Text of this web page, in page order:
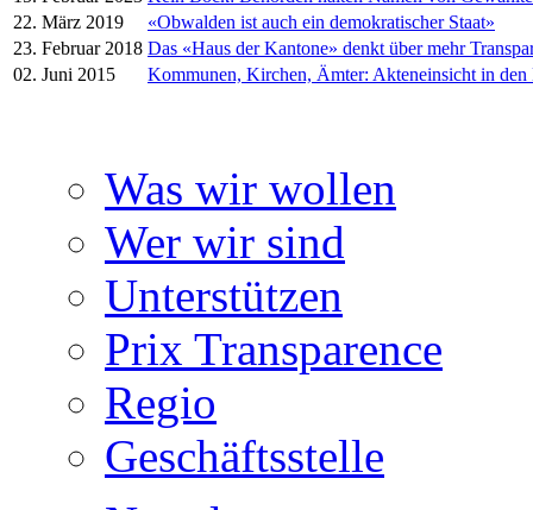
22. März 2019
«Obwalden ist auch ein demokratischer Staat»
23. Februar 2018 Das «Haus der Kantone» denkt über mehr
02. Juni 2015
Kommunen, Kirchen, Ämter: Akteneinsicht in den
Was wir wollen
Wer wir sind
Unterstützen
Prix Transparence
Regio
Geschäftsstelle